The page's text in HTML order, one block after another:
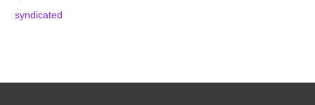
syndicated